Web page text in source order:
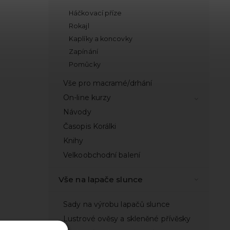
Háčkovací příze
Rokajl
Kaplíky a koncovky
Zapínání
Pomůcky
Vše pro macramé/drhání
On-line kurzy
Návody
Časopis Korálki
Knihy
Velkoobchodní balení
Vše na lapače slunce
Sady na výrobu lapačů slunce
Lustrové ověsy a skleněné přívěsky